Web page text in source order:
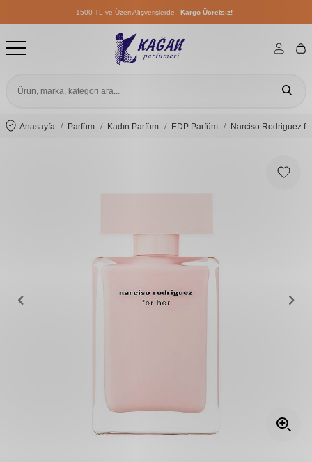
1500 TL ve Üzeri Alışverişlerde Kargo Ücretsiz!
1500 TL ve Üzeri Alışverişlerde
1500 TL ve Üzeri Alışverişlerde
Anasayfa Parfüm Kadın Parfüm EDP Parfüm Narciso Rodriguez